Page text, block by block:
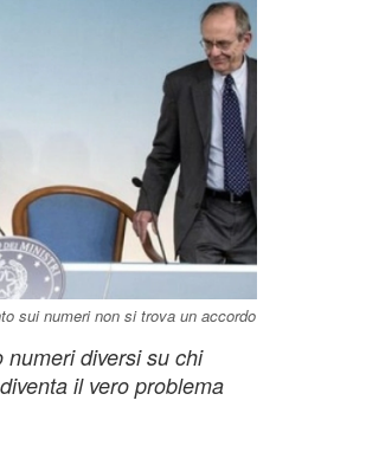
sui numeri non si trova un accordo
numeri diversi su chi
il vero problema